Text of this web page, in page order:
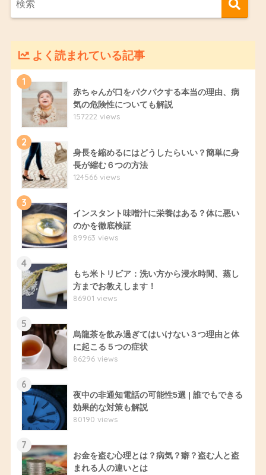
よく読まれている記事
1
赤ちゃんが口をパクパクする本当の理由、病
気の危険性についても解説
157222 views
2
身長を縮めるにはどうしたらいい？簡単に身
長が縮む６つの方法
124566 views
3
インスタント味噌汁に栄養はある？体に悪い
のかを徹底検証
89963 views
4
もち米トリビア：洗い方から浸水時間、蒸し
方までお教えします！
86901 views
5
烏龍茶を飲み過ぎてはいけない３つ理由と体
に起こる５つの症状
86296 views
6
夜中の非通知電話の可能性5選 | 誰でもできる
効果的な対策も解説
80190 views
7
お金を盗む心理とは？病気？癖？盗む人と盗
まれる人の違いとは